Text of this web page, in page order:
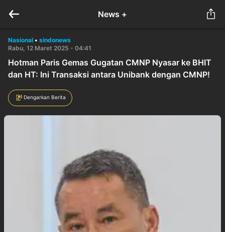
News +
Nasional • sindonews
Rabu, 12 Maret 2025 - 04:41
Hotman Paris Gemas Gugatan CMNP Nyasar ke BHIT
dan HT: Ini Transaksi antara Unibank dengan CMNP!
Dengarkan Berita